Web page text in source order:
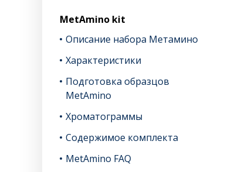
MetAmino kit
Описание набора Метамино
Характеристики
Подготовка образцов
MetAmino
Хроматограммы
Содержимое комплекта
MetAmino FAQ